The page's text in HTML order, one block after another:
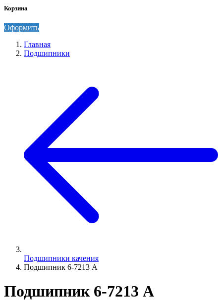
Корзина
Оформить
Главная
Подшипники
Подшипники качения
Подшипник 6-7213 А
Подшипник 6-7213 А